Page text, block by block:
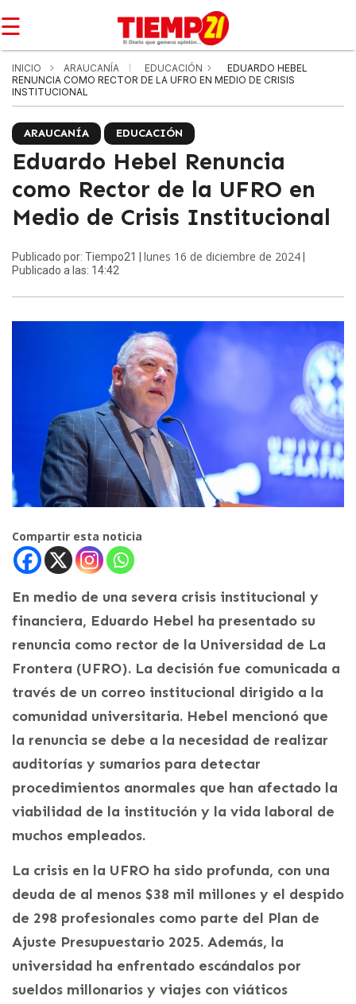
☰
INICIO ARAUCANÍA EDUCACIÓN
EDUARDO HEBEL
RENUNCIA COMO RECTOR DE LA UFRO EN MEDIO DE CRISIS
INSTITUCIONAL
ARAUCANÍA EDUCACIÓN
Eduardo Hebel Renuncia
como Rector de la UFRO en
Medio de Crisis Institucional
Publicado por: Tiempo21 | lunes 16 de diciembre de 2024
Publicado a las: 14:42
Compartir esta noticia
En medio de una severa crisis institucional y
financiera, Eduardo Hebel ha presentado su
renuncia como rector de la Universidad de La
Frontera (UFRO). La decisión fue comunicada a
través de un correo institucional dirigido a la
comunidad universitaria. Hebel mencionó que
la renuncia se debe a la necesidad de realizar
auditorías y sumarios para detectar
procedimientos anormales que han afectado la
viabilidad de la institución y la vida laboral de
muchos empleados.
La crisis en la UFRO ha sido profunda, con una
deuda de al menos $38 mil millones y el despido
de 298 profesionales como parte del Plan de
Ajuste Presupuestario 2025. Además, la
universidad ha enfrentado escándalos por
sueldos millonarios y viajes con viáticos